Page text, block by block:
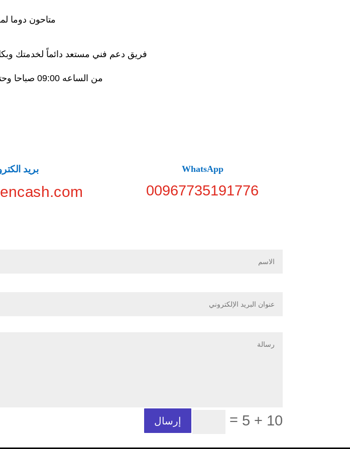
متاحون دوما
فريق دعم فني مستعد دائماً لخدمتك
من الساعه 09:00 صباحا وحتى الساعه 11:00 ليلا
بريد WhatsApp
00967735191776
10 + 5
= إرسال